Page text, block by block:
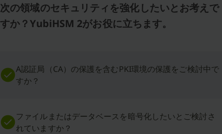
次の領域のセキュリティを強化したいとお考えで
すか？YubiHSM 2がお役に立ちます。
A認証局（CA）の保護を含むPKI環境の保護をご検討中で
すか？
ファイルまたはデータベースを暗号化したいとご検討さ
れていますか？